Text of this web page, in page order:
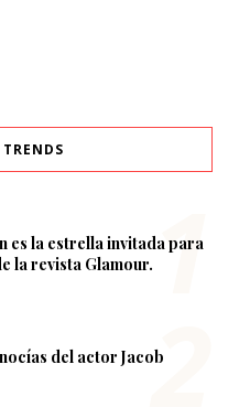
es la estrella invitada para
la revista Glamour.
del actor Jacob